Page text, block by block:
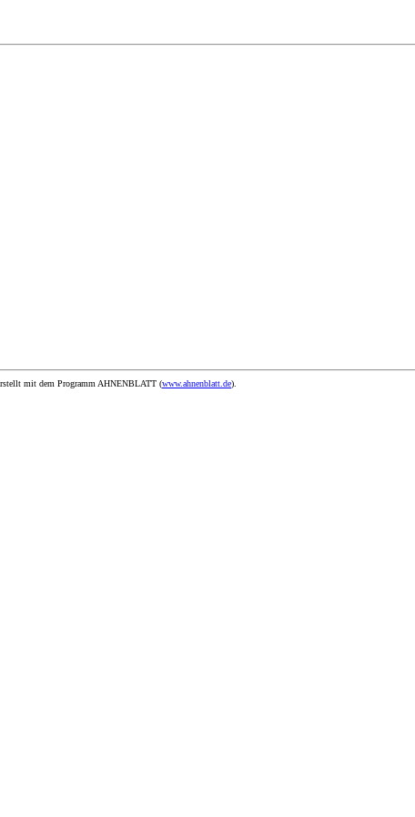
mit dem Programm AHNENBLATT (www.ahnenblatt.de).